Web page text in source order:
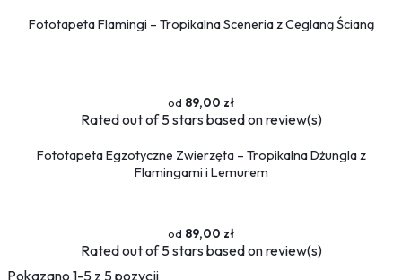
Tekstury
Dzikie
Fototapeta Flamingi – Tropikalna Sceneria z Ceglaną Ścianą
89,00 zł
Ratedout of 5 stars based onreview(s)
Fototapeta Egzotyczne Zwierzęta – Tropikalna Dżungla z
Flamingami i Lemurem
89,00 zł
Ratedout of 5 stars based onreview(s)
Pokazano 1-5 z 5 pozycji